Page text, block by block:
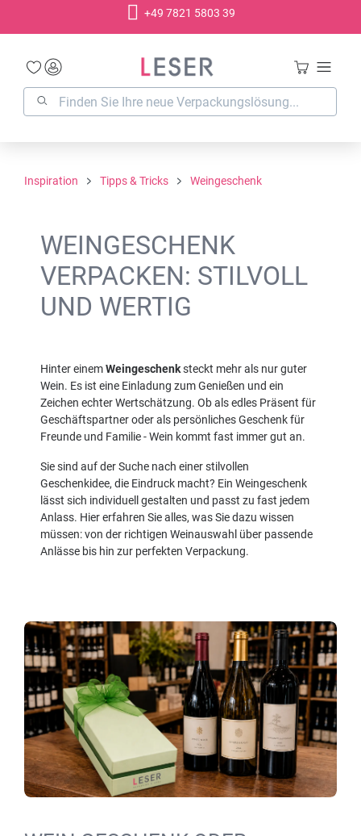
+49 7821 5803 39
Inspiration Tipps & Tricks Weingeschenk
WEINGESCHENK
VERPACKEN: STILVOLL
UND WERTIG
Hinter einemWeingeschenksteckt mehr als nur guter
Wein. Es ist eine Einladung zum Genießen und ein
Zeichen echter Wertschätzung. Ob als edles Präsent für
Geschäftspartner oder als persönliches Geschenk für
Freunde und Familie - Wein kommt fast immer gut an.
Sie sind auf der Suche nach einer stilvollen
Geschenkidee, die Eindruck macht? Ein Weingeschenk
lässt sich individuell gestalten und passt zu fast jedem
Anlass. Hier erfahren Sie alles, was Sie dazu wissen
müssen: von der richtigen Weinauswahl über passende
Anlässe bis hin zur perfekten Verpackung.